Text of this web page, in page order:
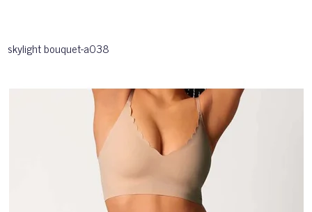
skylight bouquet-a038